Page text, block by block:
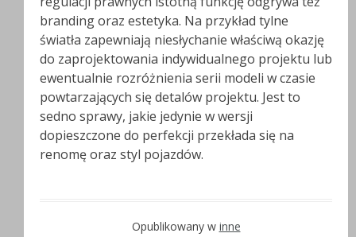
branding oraz estetyka. Na przykład tylne
światła zapewniają niesłychanie właściwą okazję
do zaprojektowania indywidualnego projektu lub
ewentualnie rozróżnienia serii modeli w czasie
powtarzających się detalów projektu. Jest to
sedno sprawy, jakie jedynie w wersji
dopieszczone do perfekcji przekłada się na
renomę oraz styl pojazdów.
Opublikowany w inne